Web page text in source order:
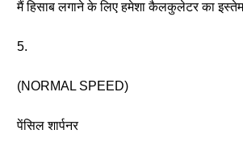
मैं हिसाब लगाने के लिए हमेशा कैलकुलेटर का
5.
(NORMAL SPEED)
पेंसिल शार्पनर